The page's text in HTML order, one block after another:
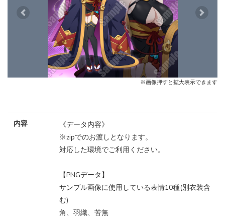
Previous Next
※画像押すと拡大表示できます
内容
《データ内容》
※zipでのお渡しとなります。
対応した環境でご利用ください。
【PNGデータ】
サンプル画像に使用している表情10種(別衣装含
む)
角、羽織、苦無